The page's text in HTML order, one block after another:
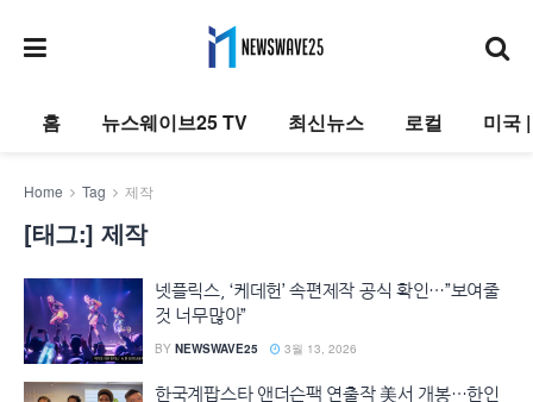
홈 뉴스웨이브25 TV 최신뉴스 로컬 미국
Home Tag 제작
[태그:] 제작
넷플릭스, ‘케데헌’ 속편제작 공식 확인…”보여줄
것 너무많아”
BY NEWSWAVE25 3월 13, 2026
한국계팝스타 앤더슨팩 연출작 美서 개봉…한인